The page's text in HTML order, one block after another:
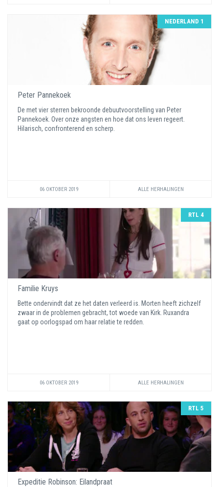
NEDERLAND 1
Peter Pannekoek
De met vier sterren bekroonde debuutvoorstelling van Peter
Pannekoek. Over onze angsten en hoe dat ons leven regeert.
Hilarisch, confronterend en scherp.
06 OKTOBER 2019 ALLE HERHALINGEN
RTL 4
Familie Kruys
Bette ondervindt dat ze het daten verleerd is. Morten heeft zichzelf
zwaar in de problemen gebracht, tot woede van Kirk. Ruxandra
gaat op oorlogspad om haar relatie te redden.
06 OKTOBER 2019 ALLE HERHALINGEN
RTL 5
Expeditie Robinson: Eilandpraat